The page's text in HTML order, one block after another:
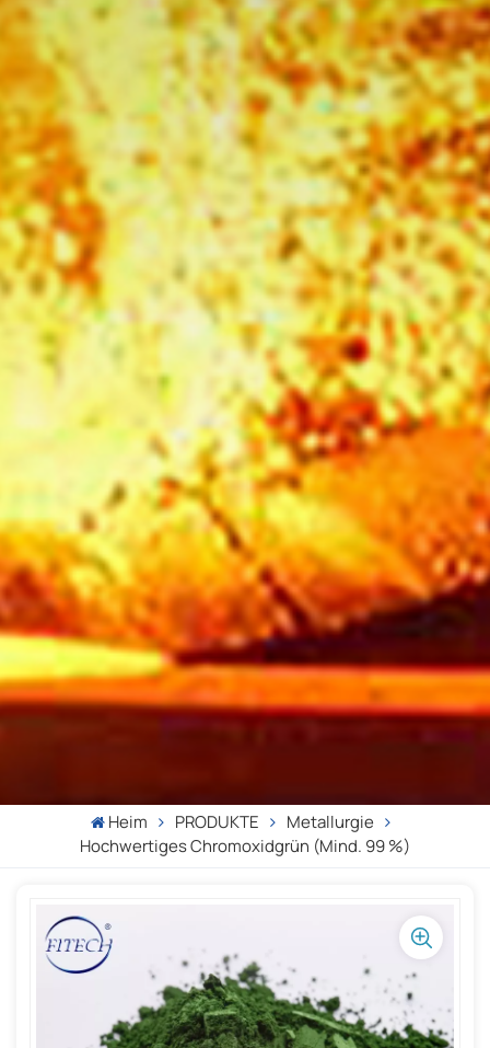
Heim PRODUKTE
Metallurgie
Hochwertiges Chromoxidgrün (mind. 99 %)